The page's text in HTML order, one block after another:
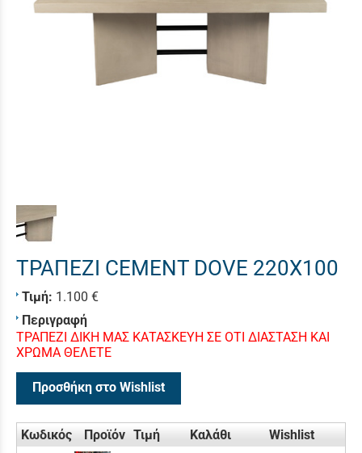
ΤΡΑΠΕΖΙ CEMENT DOVE 220X100
Τιμή: 1.100 €
Περιγραφή
ΤΡΑΠΕΖΙ ΔΙΚΗ ΜΑΣ ΚΑΤΑΣΚΕΥΗ ΣΕ ΟΤΙ ΔΙΑΣΤΑΣΗ ΚΑΙ
ΧΡΩΜΑ ΘΕΛΕΤΕ
Προσθήκη στο Wishlist
Κωδικός Προϊόν Τιμή Καλάθι Wishlist